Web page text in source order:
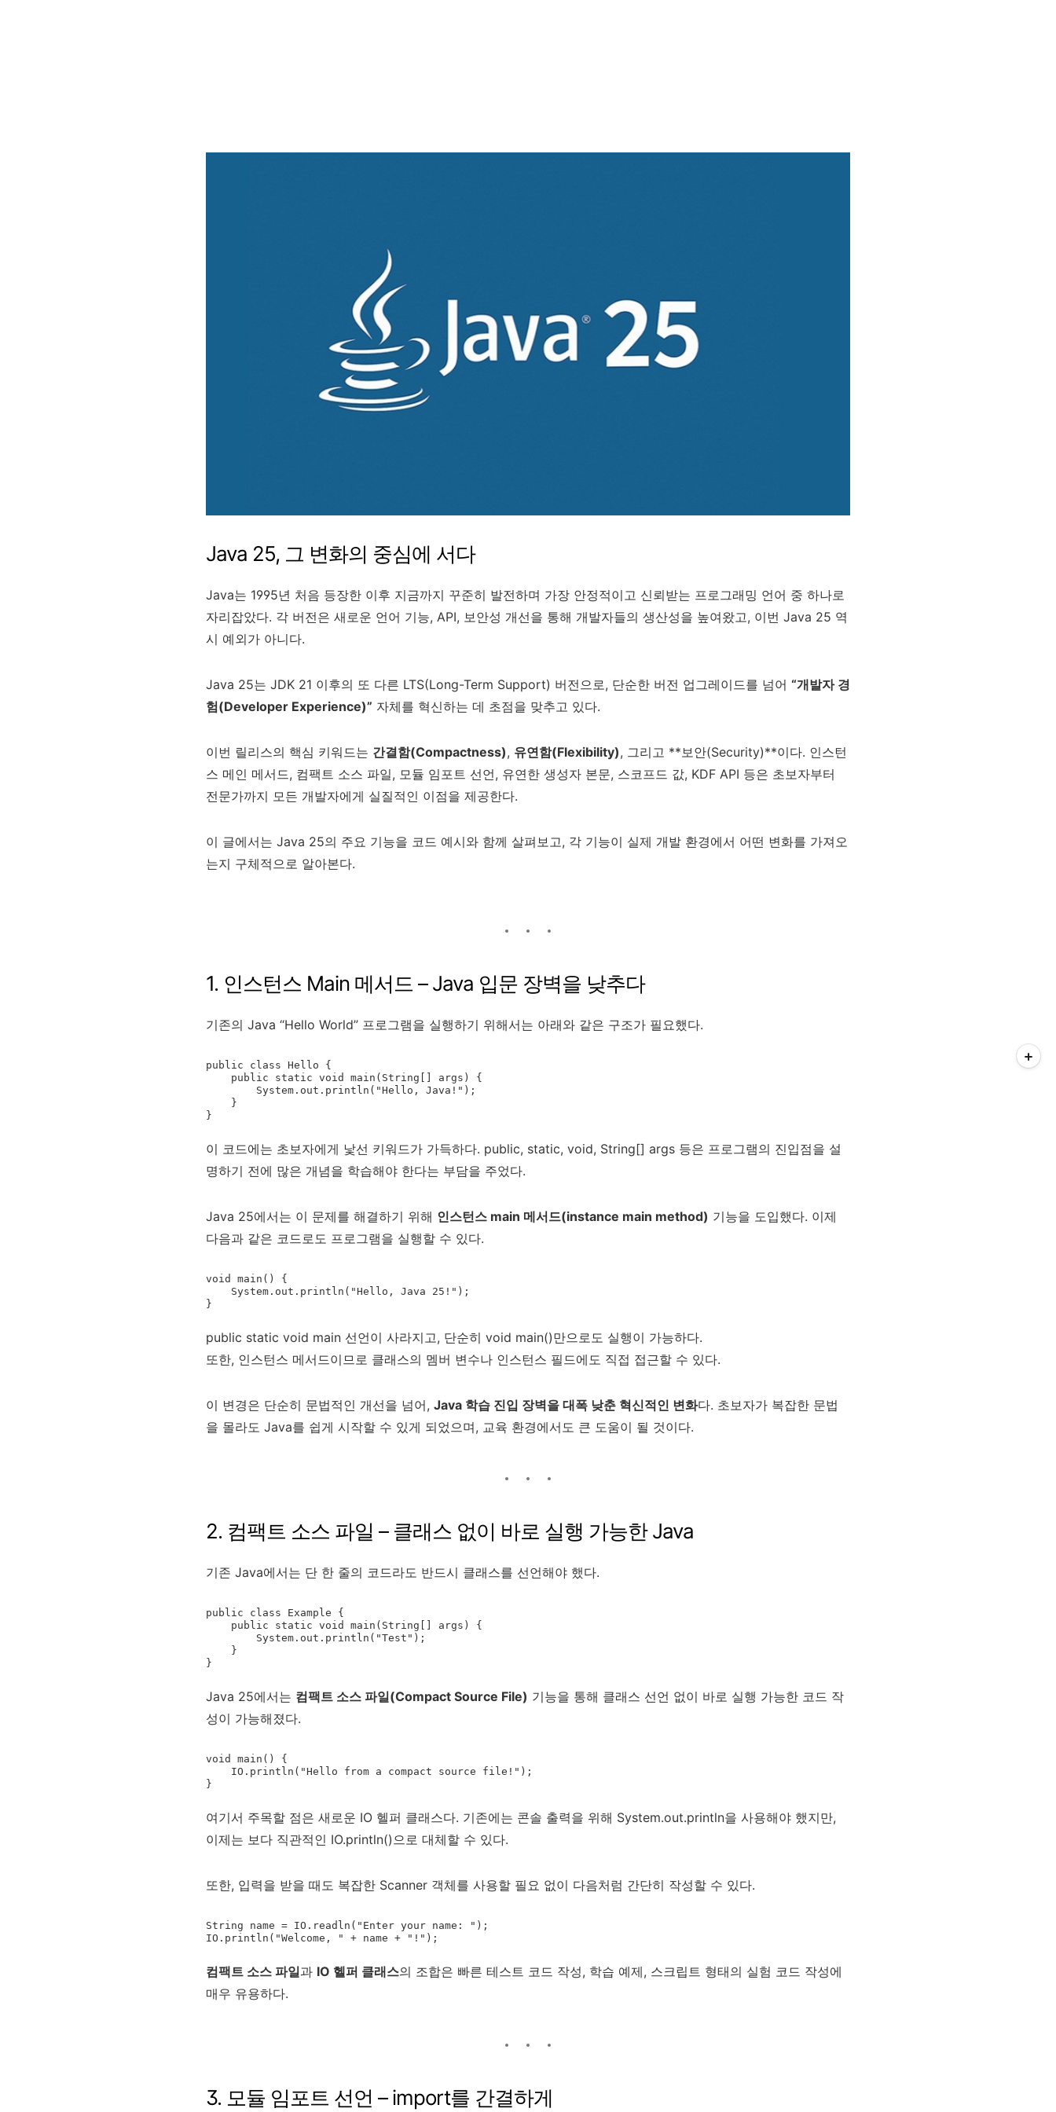
Java 25, 그 변화의 중심에 서다
Java는 1995년 처음 등장한 이후 지금까지 꾸준히 발전하며 가장 안정적이고 신뢰받는 프로그래밍 언어 중 하나로
자리잡았다. 각 버전은 새로운 언어 기능, API, 보안성 개선을 통해 개발자들의 생산성을 높여왔고, 이번 Java 25 역
시 예외가 아니다.
Java 25는 JDK 21 이후의 또 다른 LTS(Long-Term Support) 버전으로, 단순한 버전 업그레이드를 넘어 “개발자 경
험(Developer Experience)” 자체를 혁신하는 데 초점을 맞추고 있다.
이번 릴리스의 핵심 키워드는 간결함(Compactness), 유연함(Flexibility), 그리고 **보안(Security)**이다. 인스턴
스 메인 메서드, 컴팩트 소스 파일, 모듈 임포트 선언, 유연한 생성자 본문, 스코프드 값, KDF API 등은 초보자부터
전문가까지 모든 개발자에게 실질적인 이점을 제공한다.
이 글에서는 Java 25의 주요 기능을 코드 예시와 함께 살펴보고, 각 기능이 실제 개발 환경에서 어떤 변화를 가져오
는지 구체적으로 알아본다.
1. 인스턴스 Main 메서드 – Java 입문 장벽을 낮추다
기존의 Java “Hello World” 프로그램을 실행하기 위해서는 아래와 같은 구조가 필요했다.
public class Hello {
이 코드에는 초보자에게 낯선 키워드가 가득하다. public, static, void, String[] args 등은 프로그램의 진입점을 설
명하기 전에 많은 개념을 학습해야 한다는 부담을 주었다.
Java 25에서는 이 문제를 해결하기 위해 인스턴스 main 메서드(instance main method) 기능을 도입했다. 이제
다음과 같은 코드로도 프로그램을 실행할 수 있다.
void main() {
public static void main 선언이 사라지고, 단순히 void main()만으로도 실행이 가능하다.
또한, 인스턴스 메서드이므로 클래스의 멤버 변수나 인스턴스 필드에도 직접 접근할 수 있다.
이 변경은 단순히 문법적인 개선을 넘어, Java 학습 진입 장벽을 대폭 낮춘 혁신적인 변화다. 초보자가 복잡한 문법
을 몰라도 Java를 쉽게 시작할 수 있게 되었으며, 교육 환경에서도 큰 도움이 될 것이다.
2. 컴팩트 소스 파일 – 클래스 없이 바로 실행 가능한 Java
기존 Java에서는 단 한 줄의 코드라도 반드시 클래스를 선언해야 했다.
public class Example {
Java 25에서는 컴팩트 소스 파일(Compact Source File) 기능을 통해 클래스 선언 없이 바로 실행 가능한 코드 작
성이 가능해졌다.
void main() {
여기서 주목할 점은 새로운 IO 헬퍼 클래스다. 기존에는 콘솔 출력을 위해 System.out.println을 사용해야 했지만,
이제는 보다 직관적인 IO.println()으로 대체할 수 있다.
또한, 입력을 받을 때도 복잡한 Scanner 객체를 사용할 필요 없이 다음처럼 간단히 작성할 수 있다.
String name = IO.readln("Enter your name: ");
컴팩트 소스 파일과 IO 헬퍼 클래스의 조합은 빠른 테스트 코드 작성, 학습 예제, 스크립트 형태의 실험 코드 작성에
매우 유용하다.
3. 모듈 임포트 선언 – import를 간결하게